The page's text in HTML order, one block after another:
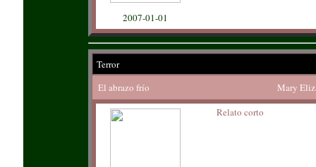
2007-01-01
Terror
El abrazo frío
Mary
Relato corto